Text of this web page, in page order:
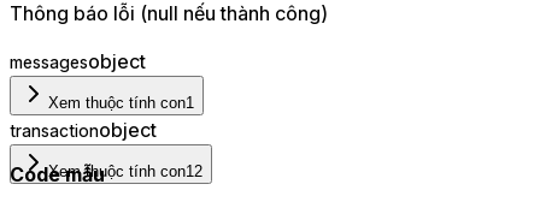
Thông báo lỗi (null nếu thành công)
messagesobject
Xem thuộc tính con1
transactionobject
Xem thuộc tính con12
Code mẫu